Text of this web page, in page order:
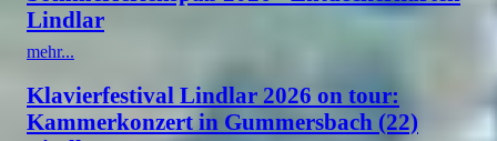
Lindlar
mehr...
Klavierfestival Lindlar 2026 on tour:
Kammerkonzert in Gummersbach (22)